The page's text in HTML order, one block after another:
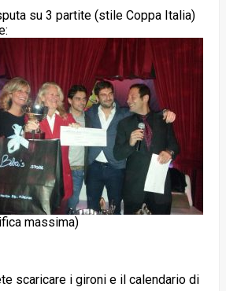
su 3 partite (stile Coppa Italia)
massima)
scaricare i gironi e il calendario di